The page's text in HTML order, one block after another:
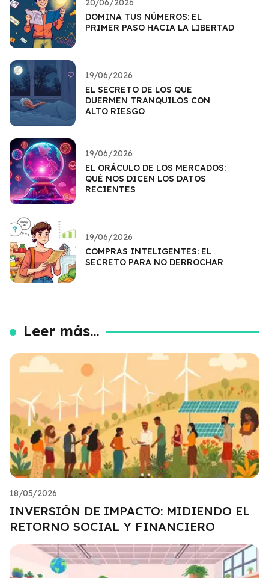
20/06/2026
DOMINA TUS NÚMEROS: EL
PRIMER PASO HACIA LA LIBERTAD
19/06/2026
EL SECRETO DE LOS QUE
DUERMEN TRANQUILOS CON
ALTO RIESGO
19/06/2026
EL ORÁCULO DE LOS MERCADOS:
QUÉ NOS DICEN LOS DATOS
RECIENTES
19/06/2026
COMPRAS INTELIGENTES: EL
SECRETO PARA NO DERROCHAR
Leer más...
18/05/2026
INVERSIÓN DE IMPACTO: MIDIENDO EL
RETORNO SOCIAL Y FINANCIERO